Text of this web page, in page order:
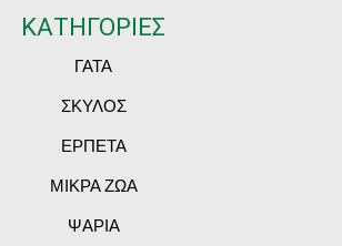
ΚΑΤΗΓΟΡΙΕΣ
ΓΑΤΑ
ΣΚΥΛΟΣ
ΕΡΠΕΤΑ
ΜΙΚΡΑ ΖΩΑ
ΨΑΡΙΑ